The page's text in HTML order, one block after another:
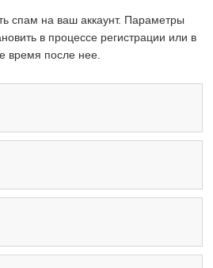
спам на ваш аккаунт. Параметры
в процессе регистрации или в
время после нее.